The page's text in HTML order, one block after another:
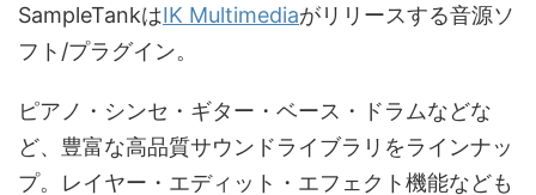
SampleTankはIK Multimediaがリリースする音源ソ
フト/プラグイン。
ピアノ・シンセ・ギター・ベース・ドラムなどな
ど、豊富な高品質サウンドライブラリをラインナッ
プ。レイヤー・エディット・エフェクト機能なども